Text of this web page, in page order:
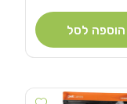
הוספה לסל
wishlist